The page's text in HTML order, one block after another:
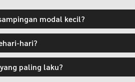
modal kecil?
hari?
paling laku?